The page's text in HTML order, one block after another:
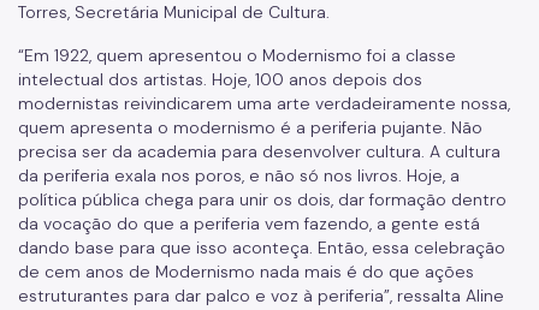
Torres, Secretária Municipal de Cultura.
“Em 1922, quem apresentou o Modernismo foi a classe
intelectual dos artistas. Hoje, 100 anos depois dos
modernistas reivindicarem uma arte verdadeiramente nossa,
quem apresenta o modernismo é a periferia pujante. Não
precisa ser da academia para desenvolver cultura. A cultura
da periferia exala nos poros, e não só nos livros. Hoje, a
política pública chega para unir os dois, dar formação dentro
da vocação do que a periferia vem fazendo, a gente está
dando base para que isso aconteça. Então, essa celebração
de cem anos de Modernismo nada mais é do que ações
estruturantes para dar palco e voz à periferia”, ressalta Aline